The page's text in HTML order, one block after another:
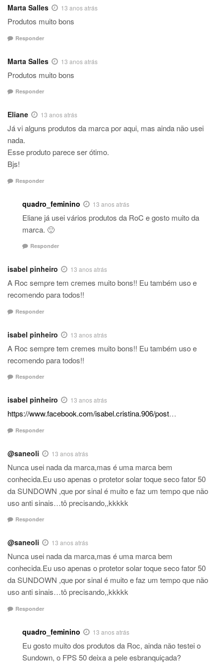
Marta Salles 13 anos atrás
Produtos muito bons
Responder
Marta Salles 13 anos atrás
Produtos muito bons
Responder
Eliane 13 anos atrás
Já vi alguns produtos da marca por aqui, mas ainda não usei
nada.
Esse produto parece ser ótimo.
Bjs!
Responder
quadro_feminino 13 anos atrás
Eliane já usei vários produtos da RoC e gosto muito da
marca. 🙂
Responder
isabel pinheiro 13 anos atrás
A Roc sempre tem cremes muito bons!! Eu também uso e
recomendo para todos!!
Responder
isabel pinheiro 13 anos atrás
A Roc sempre tem cremes muito bons!! Eu também uso e
recomendo para todos!!
Responder
isabel pinheiro 13 anos atrás
https://www.facebook.com/isabel.cristina.906/post…
Responder
@saneoli 13 anos atrás
Nunca usei nada da marca,mas é uma marca bem
conhecida.Eu uso apenas o protetor solar toque seco fator 50
da SUNDOWN ,que por sinal é muito e faz um tempo que não
uso anti sinais…tô precisando,,kkkkk
Responder
@saneoli 13 anos atrás
Nunca usei nada da marca,mas é uma marca bem
conhecida.Eu uso apenas o protetor solar toque seco fator 50
da SUNDOWN ,que por sinal é muito e faz um tempo que não
uso anti sinais…tô precisando,,kkkkk
Responder
quadro_feminino 13 anos atrás
Eu gosto muito dos produtos da Roc, ainda não testei o
Sundown, o FPS 50 deixa a pele esbranquiçada?